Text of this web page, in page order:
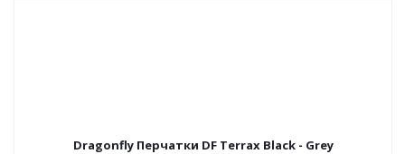
Dragonfly Перчатки DF Terrax Black - Grey